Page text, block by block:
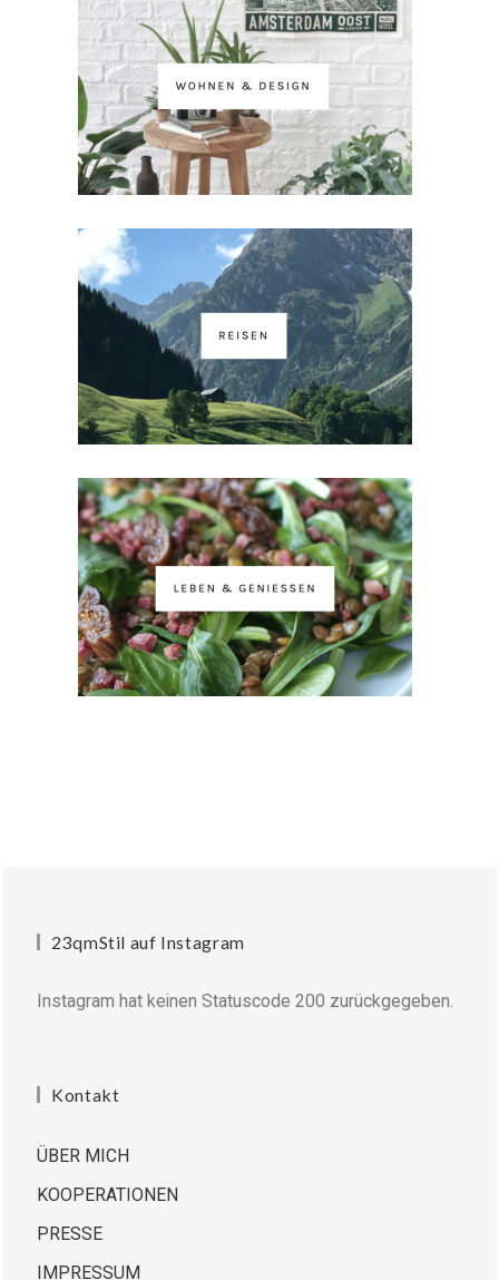
23qmStil auf Instagram
Instagram hat keinen Statuscode 200 zurückgegeben.
Kontakt
ÜBER MICH
KOOPERATIONEN
PRESSE
IMPRESSUM